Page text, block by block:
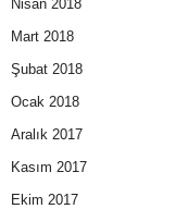
Nisan 2018
Mart 2018
Şubat 2018
Ocak 2018
Aralık 2017
Kasım 2017
Ekim 2017